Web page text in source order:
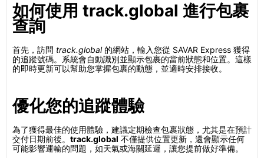
如何使用 track.global 進行包裹
查詢
首先，訪問 track.global的網站，輸入您從 SAVAR Express 獲得
的追蹤號碼。系統會自動識別並顯示包裹的當前狀態和位置。這樣
的即時更新可以幫助您掌握包裹的動態，並適時安排接收。
優化您的追蹤體驗
為了獲得最佳的使用體驗，建議定期檢查包裹狀態，尤其是在預計
交付日期前後。 track.global 不僅提供位置更新，還會顯示任何
可能影響運輸的問題，如天氣或海關延遲，讓您提前做好準備。